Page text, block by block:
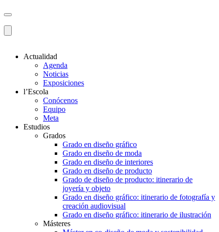
Actualidad
Agenda
Noticias
Exposiciones
l’Escola
Conócenos
Equipo
Meta
Estudios
Grados
Grado en diseño gráfico
Grado en diseño de moda
Grado en diseño de interiores
Grado en diseño de producto
Grado de diseño de producto: itinerario de
joyería y objeto
Grado en diseño gráfico: itinerario de fotografía y
creación audiovisual
Grado en diseño gráfico: itinerario de ilustración
Másteres